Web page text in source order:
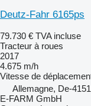
Deutz-Fahr 6165ps
79.730 € TVA incluse
Tracteur à roues
2017
4.675 m/h
Vitesse de
Allemagne, De-
E-FARM GmbH